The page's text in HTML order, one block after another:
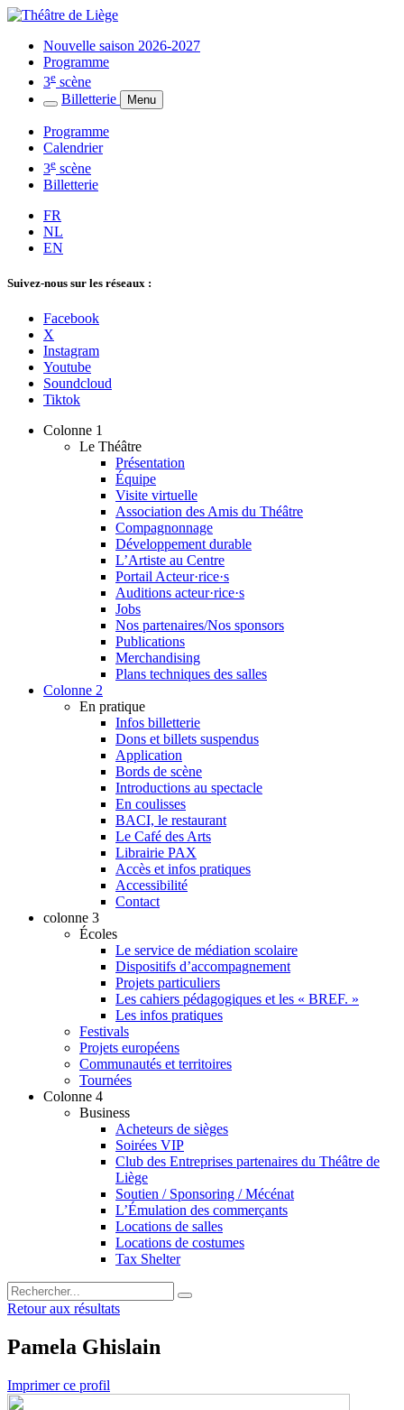
Nouvelle saison 2026-2027
Programme
3e scène
Billetterie
Menu
Programme
Calendrier
3e scène
Billetterie
FR
NL
EN
Suivez-nous sur les réseaux :
Facebook
X
Instagram
Youtube
Soundcloud
Tiktok
Colonne 1
Le Théâtre
Présentation
Équipe
Visite virtuelle
Association des Amis du Théâtre
Compagnonnage
Développement durable
L’Artiste au Centre
Portail Acteur·rice·s
Auditions acteur·rice·s
Jobs
Nos partenaires/Nos sponsors
Publications
Merchandising
Plans techniques des salles
Colonne 2
En pratique
Infos billetterie
Dons et billets suspendus
Application
Bords de scène
Introductions au spectacle
En coulisses
BACI, le restaurant
Le Café des Arts
Librairie PAX
Accès et infos pratiques
Accessibilité
Contact
colonne 3
Écoles
Le service de médiation scolaire
Dispositifs d’accompagnement
Projets particuliers
Les cahiers pédagogiques et les « BREF. »
Les infos pratiques
Festivals
Projets européens
Communautés et territoires
Tournées
Colonne 4
Business
Acheteurs de sièges
Soirées VIP
Club des Entreprises partenaires du Théâtre de
Liège
Soutien / Sponsoring / Mécénat
L’Émulation des commerçants
Locations de salles
Locations de costumes
Tax Shelter
Retour aux résultats
Pamela Ghislain
Imprimer ce profil